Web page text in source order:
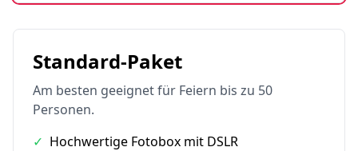
Standard-Paket
Am besten geeignet für Feiern bis zu 50
Personen.
✓ Hochwertige Fotobox mit DSLR